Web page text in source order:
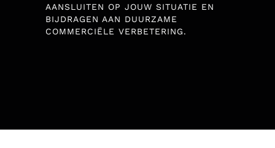
AANSLUITEN OP JOUW SITUATIE EN
BIJDRAGEN AAN DUURZAME
COMMERCIËLE VERBETERING.